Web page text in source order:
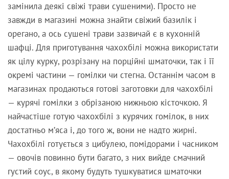
замінила деякі свіжі трави сушеними). Просто не
завжди в магазині можна знайти свіжий базилік і
орегано, а ось сушені трави зазвичай є в кухонній
шафці. Для приготування чахохбілі можна використати
як цілу курку, розрізану на порційні шматочки, так і її
окремі частини — гомілки чи стегна. Останнім часом в
магазинах продаються готові заготовки для чахохбілі
— курячі гомілки з обрізаною нижньою кісточкою. Я
найчастіше готую чахохбілі з курячих гомілок, в них
достатньо м’яса і, до того ж, вони не надто жирні.
Чахохбілі готується з цибулею, помідорами і часником
— овочів повинно бути багато, з них вийде смачний
густий соус, в якому будуть тушкуватися шматочки